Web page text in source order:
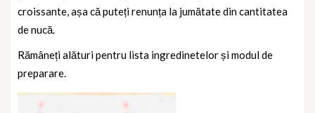
croissante, așa că puteți renunța la jumătate din cantitatea
de nucă.
Rămâneți alături pentru lista ingredinetelor și modul de
preparare.